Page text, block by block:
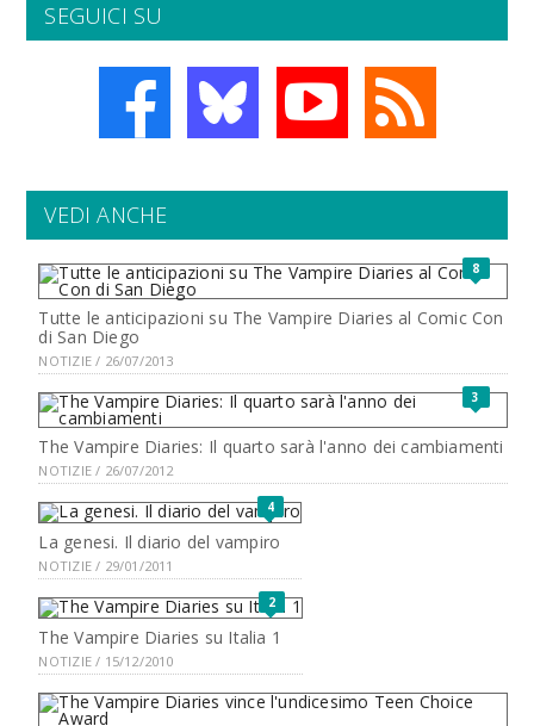
SEGUICI SU
VEDI ANCHE
8
Tutte le anticipazioni su The Vampire Diaries al Comic Con
di San Diego
NOTIZIE / 26/07/2013
3
The Vampire Diaries: Il quarto sarà l'anno dei cambiamenti
NOTIZIE / 26/07/2012
4
La genesi. Il diario del vampiro
NOTIZIE / 29/01/2011
2
The Vampire Diaries su Italia 1
NOTIZIE / 15/12/2010